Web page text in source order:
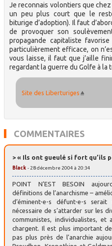
Je reconnais volontiers que
un peu plus court que le
biturige d’adoption). Il faut
de provoquer son
propagande capitaliste
particulièrement efficace, on
vous laisse, il faut que j’aille
regardant la guerre du Golfe à la
Site des Liberturiges
COMMENTAIRES
> « Ils ont gueulé si fort qu’ils
Black - 28 décembre 2004 à 20:34
POINT N’EST BESOIN
définitions de l’anarchisme –
d’éminent-e-s défunt-e-s
nécessaire de s’attarder sur les
communistes, individualistes, et
chargent. Il est plus important
pas plus près de l’anarchie